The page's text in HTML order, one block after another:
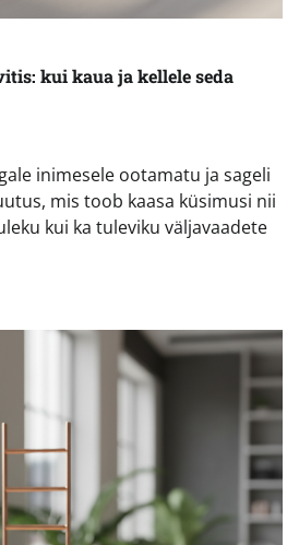
kui kaua ja kellele seda
inimesele ootamatu ja sageli
mis toob kaasa küsimusi nii
kui ka tuleviku väljavaadete